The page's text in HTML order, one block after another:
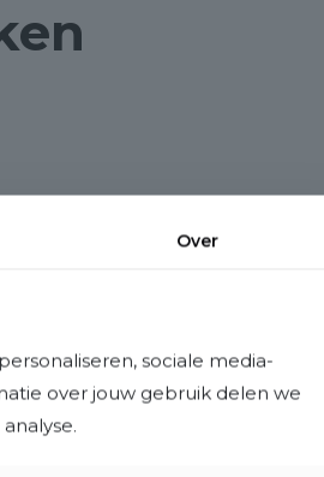
Over
sociale media-
over jouw gebruik delen we